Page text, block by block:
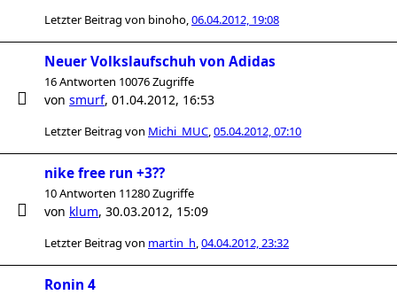
Letzter Beitrag von binoho,06.04.2012, 19:08
Neuer Volkslaufschuh von Adidas
16 Antworten 10076 Zugriffe
von smurf, 01.04.2012, 16:53
Letzter Beitrag von Michi_MUC,05.04.2012, 07:10
nike free run +3??
10 Antworten 11280 Zugriffe
von klum, 30.03.2012, 15:09
Letzter Beitrag von martin_h,04.04.2012, 23:32
Ronin 4